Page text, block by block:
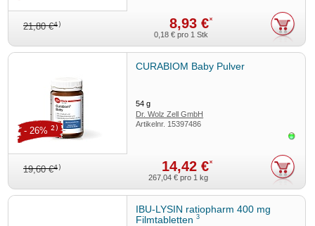
21,80 €4) 8,93 €*
0,18 € pro 1 Stk
CURABIOM Baby Pulver
54g
Dr. Wolz Zell GmbH
Artikelnr. 15397486
19,60 €4) 14,42 €*
- 26% 2)
267,04 € pro 1 kg
IBU-LYSIN ratiopharm 400 mg
Filmtabletten3